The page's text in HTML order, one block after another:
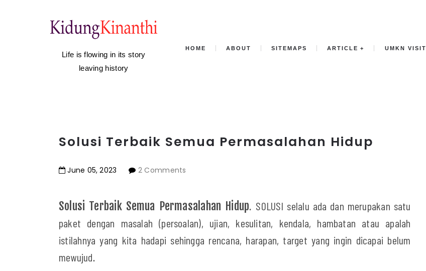
Life is flowing in its story
leaving history
HOME ABOUT SITEMAPS ARTICLE UMKN VISIT
Solusi Terbaik Semua Permasalahan Hidup
June 05,2023 2 Comments
Solusi Terbaik Semua Permasalahan Hidup. SOLUSI selalu ada dan merupakan satu
paket dengan masalah (persoalan), ujian, kesulitan, kendala, hambatan atau apalah
istilahnya yang kita hadapi sehingga rencana, harapan, target yang ingin dicapai belum
mewujud.